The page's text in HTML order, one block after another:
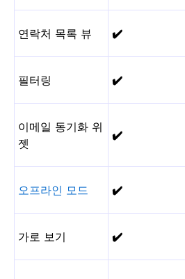
연락처 목록 뷰 ✔️
필터링 ✔️
이메일 동기화 위
젯
✔️
오프라인 모드 ✔️
가로 보기 ✔️